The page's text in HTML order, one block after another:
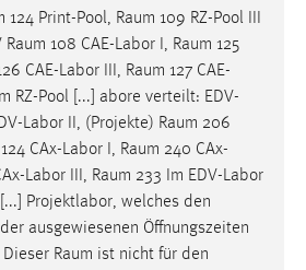
124 Print-Pool, Raum 109 RZ-Pool III
Raum 108 CAE-Labor I, Raum 125
CAE-Labor III, Raum 127 CAE-
RZ-Pool [...] abore verteilt: EDV-
Labor II, (Projekte) Raum 206
124 CAx-Labor I, Raum 240 CAx-
Labor III, Raum 233 Im EDV-Labor
Projektlabor, welches den
ausgewiesenen Öffnungszeiten
Raum ist nicht für den